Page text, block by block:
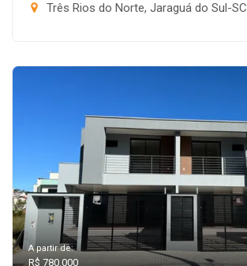
Três Rios do Norte, Jaraguá do Sul-SC
A partir de:
R$ 780.000